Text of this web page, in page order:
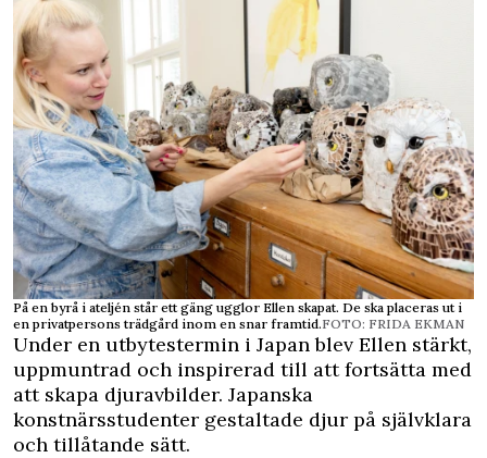
På en byrå i ateljén står ett gäng ugglor Ellen skapat. De ska placeras ut i
en privatpersons trädgård inom en snar framtid.FOTO: FRIDA EKMAN
Under en utbytestermin i Japan blev Ellen stärkt,
uppmuntrad och inspirerad till att fortsätta med
att skapa djuravbilder. Japanska
konstnärsstudenter gestaltade djur på självklara
och tillåtande sätt.